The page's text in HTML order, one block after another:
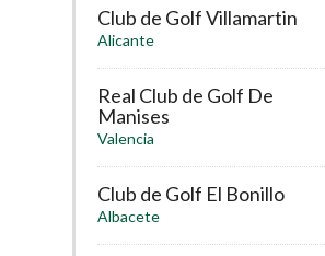
Club de Golf Villamartin
Alicante
Real Club de Golf De
Manises
Valencia
Club de Golf El Bonillo
Albacete